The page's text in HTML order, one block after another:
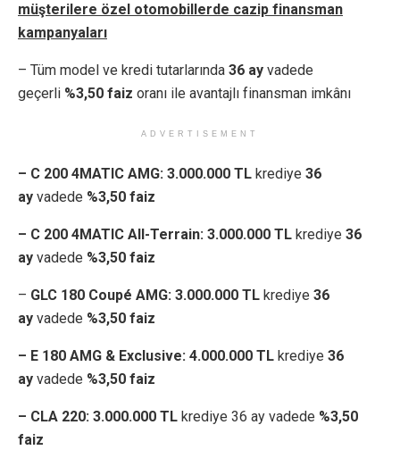
müşterilere özel otomobillerde cazip finansman
kampanyaları
– Tüm model ve kredi tutarlarında 36 ay vadede
geçerli %3,50 faiz oranı ile avantajlı finansman imkânı
ADVERTISEMENT
– C 200 4MATIC AMG: 3.000.000 TL krediye 36
ay vadede %3,50 faiz
– C 200 4MATIC All-Terrain: 3.000.000 TL krediye 36
ay vadede %3,50 faiz
– GLC 180 Coupé AMG: 3.000.000 TL krediye 36
ay vadede %3,50 faiz
– E 180 AMG & Exclusive: 4.000.000 TL krediye 36
ay vadede %3,50 faiz
– CLA 220: 3.000.000 TL krediye 36 ay vadede %3,50
faiz